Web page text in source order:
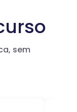
sem